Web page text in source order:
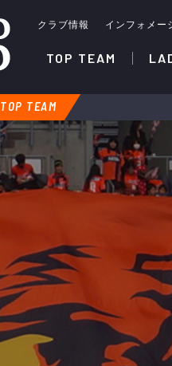
クラブ情報 インフォメー
TOP TEAM
TOP TEAM